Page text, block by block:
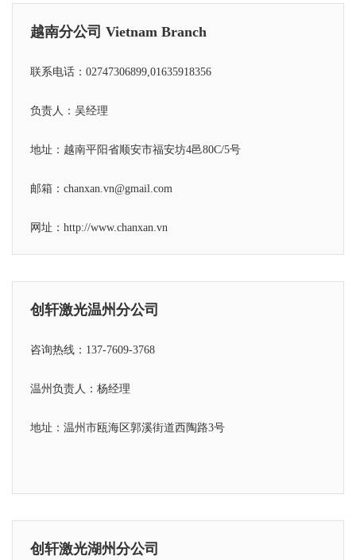
越南分公司 Vietnam Branch
联系电话：02747306899,01635918356
负责人：吴经理
地址：越南平阳省顺安市福安坊4邑80C/5号
邮箱：chanxan.vn@gmail.com
网址：http://www.chanxan.vn
创轩激光温州分公司
咨询热线：137-7609-3768
温州负责人：杨经理
地址：温州市瓯海区郭溪街道西陶路3号
创轩激光湖州分公司